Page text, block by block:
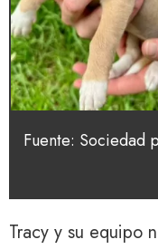
Fuente: Sociedad
Tracy y su equipo